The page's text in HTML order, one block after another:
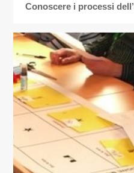
Conoscere i processi